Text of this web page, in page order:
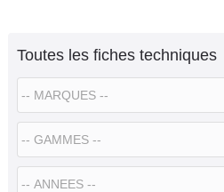
Toutes les fiches techniques